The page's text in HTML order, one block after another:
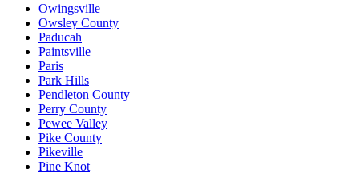
Owingsville
Owsley County
Paducah
Paintsville
Paris
Park Hills
Pendleton County
Perry County
Pewee Valley
Pike County
Pikeville
Pine Knot